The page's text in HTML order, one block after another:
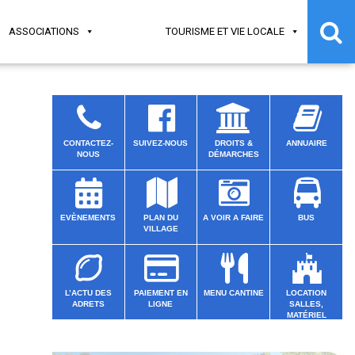
ASSOCIATIONS TOURISME ET VIE LOCALE
CONTACTEZ-
NOUS
SUIVEZ-NOUS
DROITS &
DÉMARCHES
ANNUAIRE
EVÈNEMENTS
PLAN DU
VILLAGE
A VOIR A FAIRE BUS
L’ACTU DES
ADRETS
PAIEMENT EN
LIGNE
MENU CANTINE
LOCATION
SALLES,
MATÉRIEL